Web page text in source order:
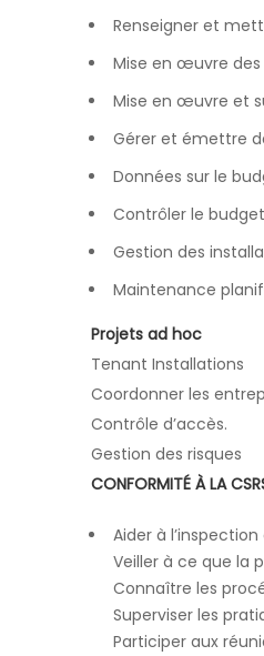
Renseigner et
Mise en œuvre des
Mise en œuvre et
Gérer et émettre
Données sur le
Contrôler le
Gestion des
Maintenance
Projets ad hoc
Tenant Installations
Coordonner les
Contrôle d’accès.
Gestion des risques
CONFORMITÉ À LA
Aider à
Veiller à ce que la
Connaître les
Superviser les
Participer aux